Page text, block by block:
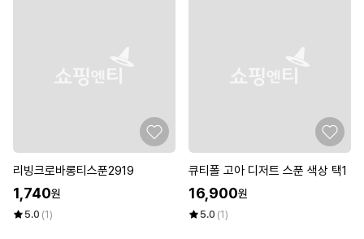
리빙크로바롱티스푼2919
1,740원
5.0 (1)
큐티폴 고아 디저트 스푼 색상 택1
16,900원
5.0 (1)